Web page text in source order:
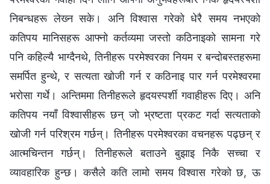
निबन्धहरू लेख्‍न सके। अनि विश्‍वास गरेको धेरै समय नभएको
कतिपय मानिसहरू आफ्‍नो कर्तव्यमा जस्तो कठिनाइको सामना गरे
पनि कहिल्यै भाग्दैनथे, तिनीहरू परमेश्‍वरका नियम र बन्दोबस्तहरूमा
समर्पित हुन्थे, र सत्यता खोजी गर्न र कठिनाइ पार गर्न परमेश्‍वरमा
भरोसा गर्थे। अन्तिममा तिनीहरूले हृदयस्पर्शी गवाहीहरू दिए। अनि
कतिपय नयाँ विश्‍वासीहरू छन् जो भ्रष्टता प्रकट गर्दा सत्यताको
खोजी गर्न परिश्रम गर्छन्। तिनीहरू परमेश्‍वरका वचनहरू पढ्छन् र
आत्मचिन्तन गर्छन्। तिनीहरूले बताउने बुझाइ निकै सच्‍चा र
व्यावहारिक हुन्छ। कसैले कति लामो समय विश्‍वास गरेको छ, ऊ